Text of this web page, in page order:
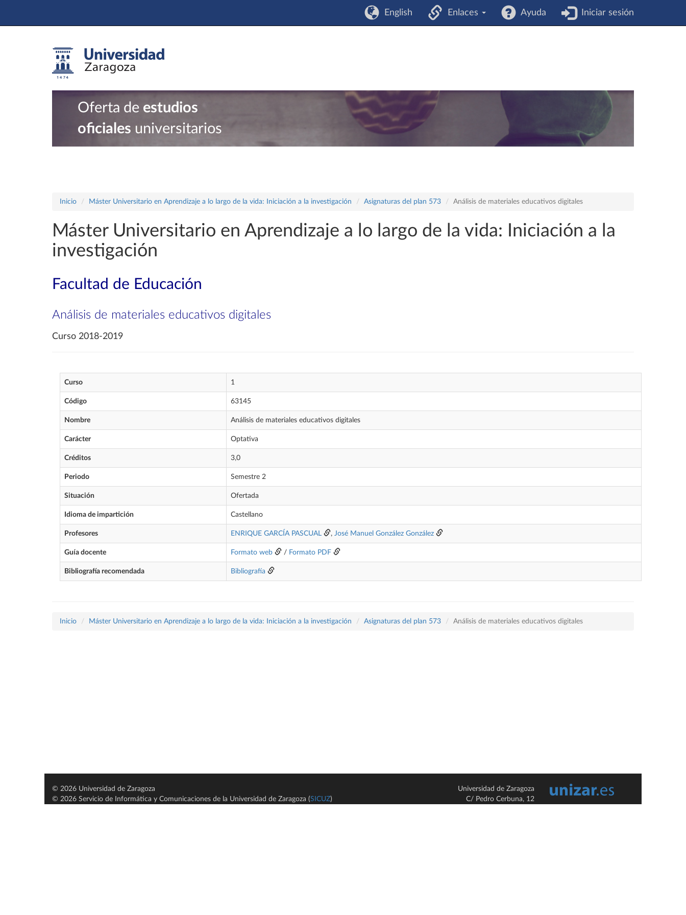
English Enlaces Ayuda Iniciar sesión
Oferta de estudios
oficiales universitarios
Inicio Máster Universitario en Aprendizaje a lo largo de la vida: Iniciación a la investigación Asignaturas del plan 573 Análisis de materiales educativos digitales
Máster Universitario en Aprendizaje a lo largo de la vida: Iniciación a la
investigación
Facultad de Educación
Análisis de materiales educativos digitales
Curso 2018-2019
Curso 1
Código 63145
Nombre Análisis de materiales educativos digitales
Carácter Optativa
Créditos 3,0
Periodo Semestre 2
Situación Ofertada
Idioma de impartición Castellano
Profesores ENRIQUE GARCÍA PASCUAL , José Manuel González González
Guía docente Formato web / Formato PDF
Bibliografía recomendada Bibliografía
Inicio Máster Universitario en Aprendizaje a lo largo de la vida: Iniciación a la investigación Asignaturas del plan 573 Análisis de materiales educativos digitales
© 2026 Universidad de Zaragoza
© 2026 Servicio de Informática y Comunicaciones de la Universidad de Zaragoza (SICUZ)
Universidad de Zaragoza
C/ Pedro Cerbuna, 12